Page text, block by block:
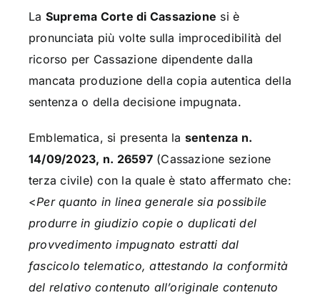
La Suprema Corte di Cassazione si è
pronunciata più volte sulla improcedibilità del
ricorso per Cassazione dipendente dalla
mancata produzione della copia autentica della
sentenza o della decisione impugnata.
Emblematica, si presenta la sentenza n.
14/09/2023, n. 26597(Cassazione sezione
terza civile) con la quale è stato affermato che:
<Per quanto in linea generale sia possibile
produrre in giudizio copie o duplicati del
provvedimento impugnato estratti dal
fascicolo telematico, attestando la conformità
del relativo contenuto all’originale contenuto